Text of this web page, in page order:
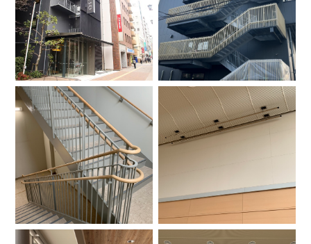
会社情報
お問い合わせ
ご相談・お問合せ
0835-36-4101